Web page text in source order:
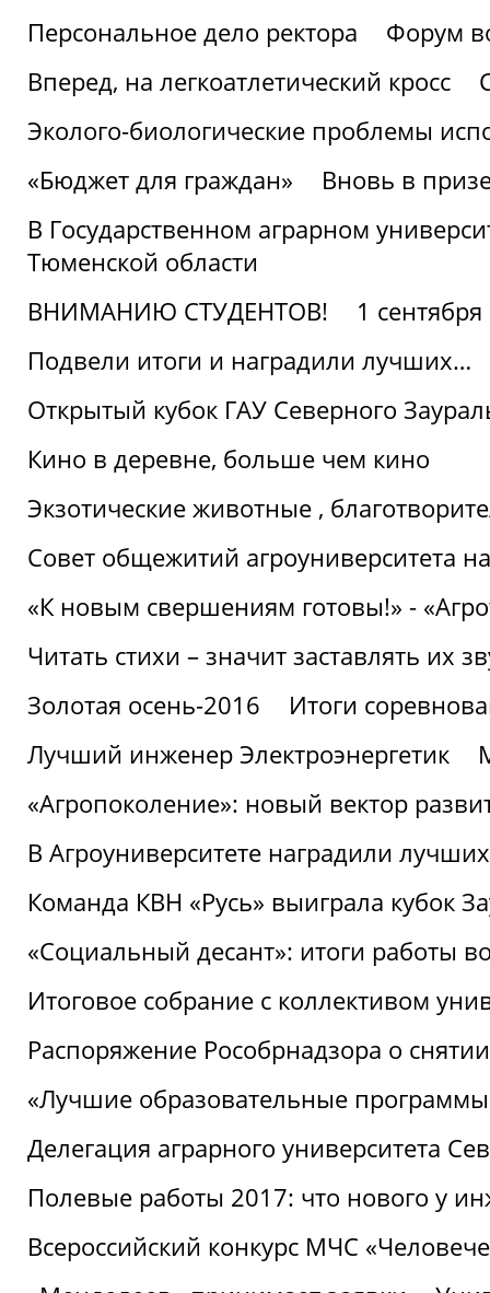
Персональное дело ректора
Форум
Вперед, на легкоатлетический кросс
Эколого-биологические проблемы
«Бюджет для граждан»
Вновь в
В Государственном аграрном
Тюменской области
ВНИМАНИЮ СТУДЕНТОВ!
1 сентября
Подвели итоги и наградили лучших…
Открытый кубок ГАУ Северного
Кино в деревне, больше чем кино
Экзотические животные ,
Совет общежитий агроуниверситета
«К новым свершениям готовы!» -
Читать стихи – значит заставлять их
Золотая осень-2016
Итоги
Лучший инженер Электроэнергетик
«Агропоколение»: новый вектор
В Агроуниверситете наградили
Команда КВН «Русь» выиграла кубок
«Социальный десант»: итоги работы
Итоговое собрание с коллективом
Распоряжение Рособрнадзора о
«Лучшие образовательные
Делегация аграрного университета
Полевые работы 2017: что нового у
Всероссийский конкурс МЧС